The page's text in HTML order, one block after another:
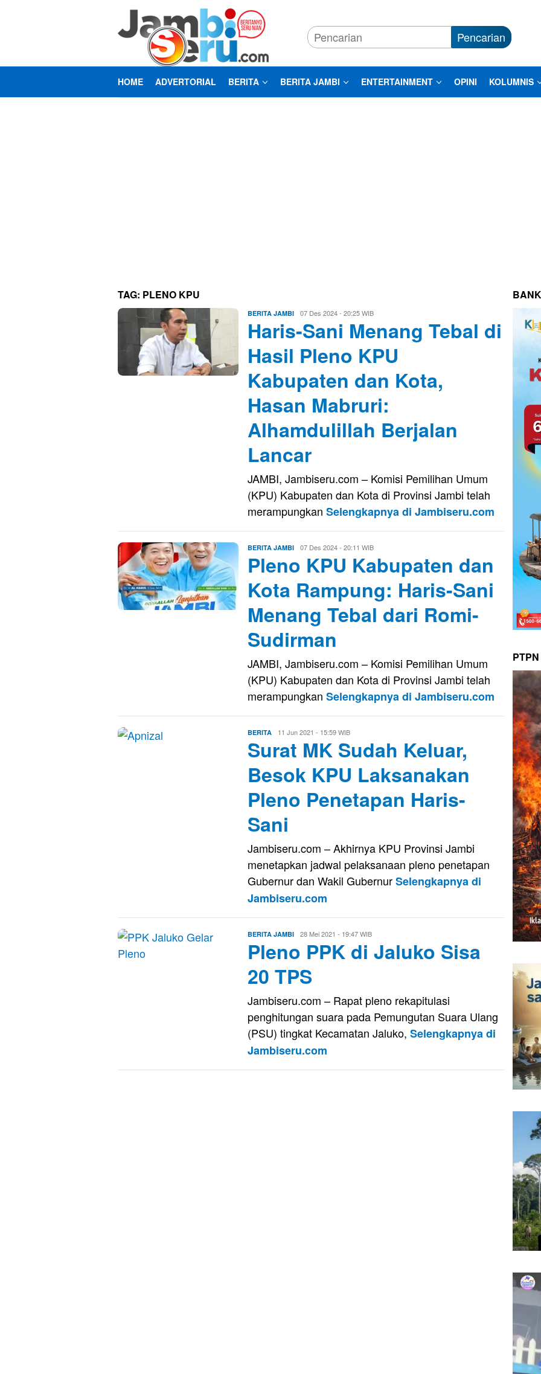
Pencarian
HOME ADVERTORIAL BERITA BERITA JAMBI ENTERTAINMENT OPINI KOLUMNIS
TAG: PLENO KPU
BERITA JAMBI Evo
Kusnady
07 Des 2024 - 20:25 WIB
Haris-Sani Menang Tebal di
Hasil Pleno KPU
Kabupaten dan Kota,
Hasan Mabruri:
Alhamdulillah Berjalan
Lancar
JAMBI, Jambiseru.com – Komisi Pemilihan Umum
(KPU) Kabupaten dan Kota di Provinsi Jambi telah
merampungkan Selengkapnya di Jambiseru.com
BERITA JAMBI Evo
Kusnady
07 Des 2024 - 20:11 WIB
Pleno KPU Kabupaten dan
Kota Rampung: Haris-Sani
Menang Tebal dari Romi-
Sudirman
JAMBI, Jambiseru.com – Komisi Pemilihan Umum
(KPU) Kabupaten dan Kota di Provinsi Jambi telah
merampungkan Selengkapnya di Jambiseru.com
BERITA Eri11 Jun 2021 - 15:59 WIB
Surat MK Sudah Keluar,
Besok KPU Laksanakan
Pleno Penetapan Haris-
Sani
Jambiseru.com – Akhirnya KPU Provinsi Jambi
menetapkan jadwal pelaksanaan pleno penetapan
Gubernur dan Wakil GubernurSelengkapnya di
Jambiseru.com
BERITA JAMBI Eri
Saputra
28 Mei 2021 - 19:47 WIB
Pleno PPK di Jaluko Sisa
20 TPS
Jambiseru.com – Rapat pleno rekapitulasi
penghitungan suara pada Pemungutan Suara Ulang
(PSU) tingkat Kecamatan Jaluko, Selengkapnya di
Jambiseru.com